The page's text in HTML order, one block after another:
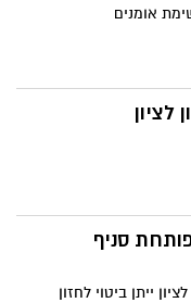
אומנים
לציון
סניף
ייתן ביטוי לחזון